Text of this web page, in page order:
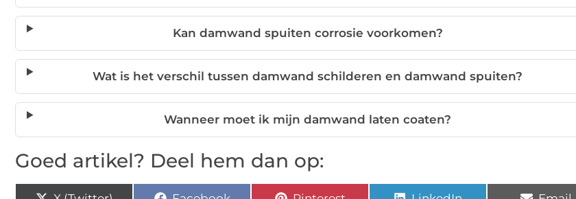
Kan damwand spuiten corrosie voorkomen?
Wat is het verschil tussen damwand schilderen en damwand spuiten?
Wanneer moet ik mijn damwand laten coaten?
Goed artikel? Deel hem dan op: